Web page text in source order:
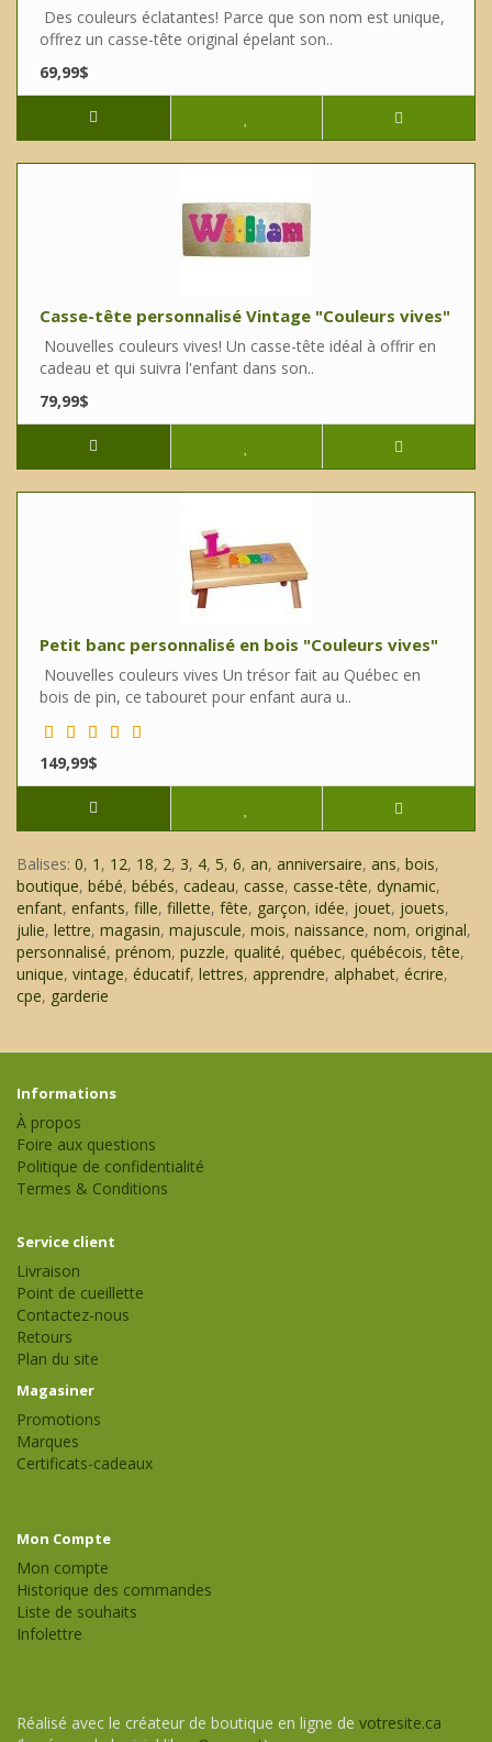
Des couleurs éclatantes! Parce que son nom est unique,
offrez un casse-tête original épelant son..
69,99$
Casse-tête personnalisé Vintage "Couleurs vives"
Nouvelles couleurs vives! Un casse-tête idéal à offrir en
cadeau et qui suivra l'enfant dans son..
79,99$
Petit banc personnalisé en bois "Couleurs vives"
Nouvelles couleurs vives Un trésor fait au Québec en
bois de pin, ce tabouret pour enfant aura u..
149,99$
Balises: 0, 1 , 12, 18, 2, 3, 4, 5, 6, an, anniversaire, ans, bois,
boutique, bébé, bébés, cadeau, casse, casse-tête, dynamic,
enfant, enfants, fille, fillette, fête, garçon, idée, jouet, jouets,
julie, lettre, magasin, majuscule, mois, naissance, nom, original,
personnalisé, prénom, puzzle, qualité, québec, québécois,tête,
unique, vintage, éducatif, lettres, apprendre, alphabet, écrire,
cpe, garderie
Informations
À propos
Foire aux questions
Politique de confidentialité
Termes & Conditions
Service client
Livraison
Point de cueillette
Contactez-nous
Retours
Plan du site
Magasiner
Promotions
Marques
Certificats-cadeaux
Mon Compte
Mon compte
Historique des commandes
Liste de souhaits
Infolettre
Réalisé avec le créateur de boutique en ligne de votresite.ca